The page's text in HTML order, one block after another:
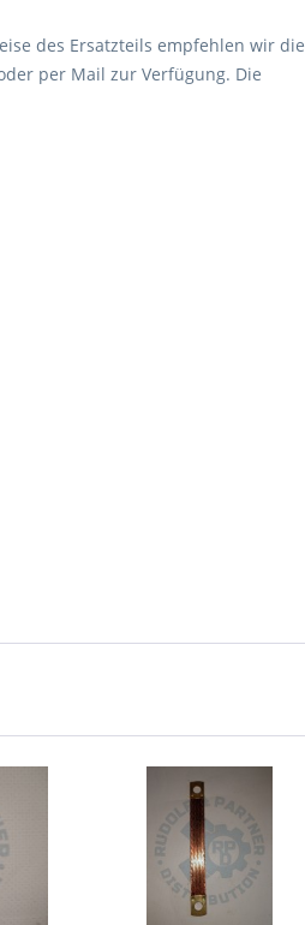
des Ersatzteils empfehlen wir die
per Mail zur Verfügung. Die